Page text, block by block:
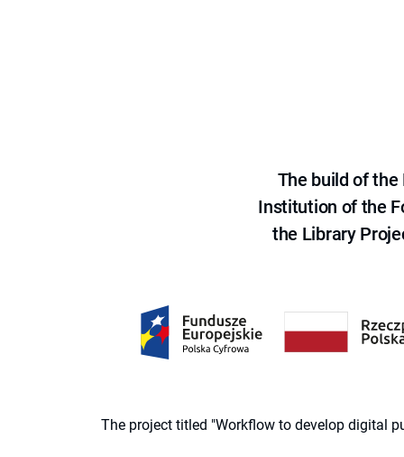
The build of
Institution of the
the Library
The project titled "Workflow to develop digital